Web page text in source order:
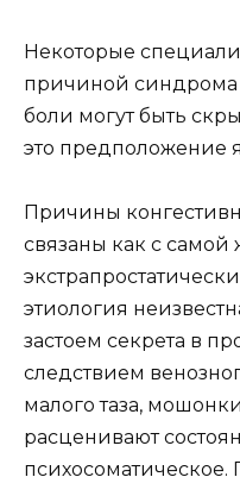
Некоторые
причиной синдрома
боли могут быть
это предположение
Причины
связаны как с самой
этиология
застоем секрета в
следствием
малого таза,
расценивают
психосоматическое.